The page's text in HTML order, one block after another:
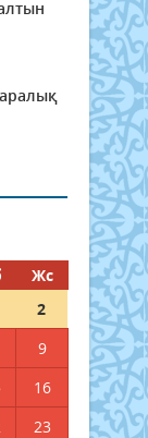
Жс
2
9
16
23